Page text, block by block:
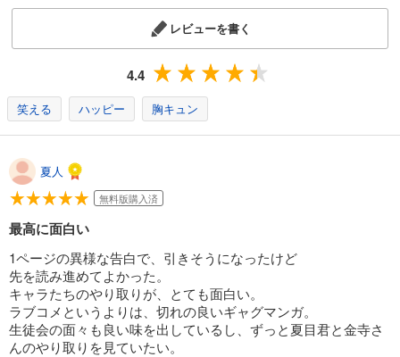
レビューを書く
4.4
笑える ハッピー 胸キュン
夏人
無料版購入済
最高に面白い
1ページの異様な告白で、引きそうになったけど
先を読み進めてよかった。
キャラたちのやり取りが、とても面白い。
ラブコメというよりは、切れの良いギャグマンガ。
生徒会の面々も良い味を出しているし、ずっと夏目君と金寺さ
んのやり取りを見ていたい。